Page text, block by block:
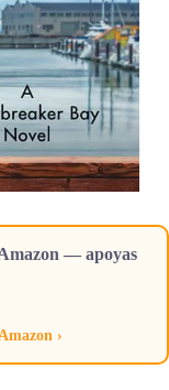
— apoyas
›